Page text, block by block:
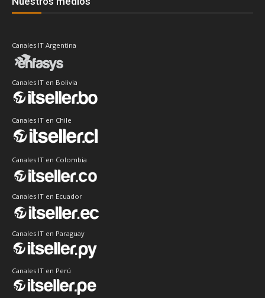
Canales IT Argentina
Canales IT en Bolivia
Canales IT en Chile
Canales IT en Colombia
Canales IT en Ecuador
Canales IT en Paraguay
Canales IT en Perú